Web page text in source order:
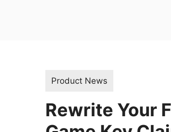
Product News
Rewrite Your